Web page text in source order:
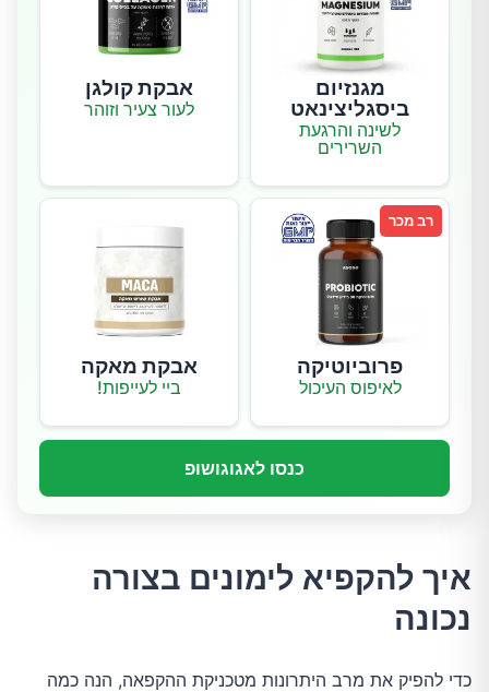
מגנזיום
ביסגליצינאט
לשינה והרגעת
השרירים
אבקת קולגן
לעור צעיר וזוהר
רב מכר
פרוביוטיקה
לאיפוס העיכול
אבקת מאקה
ביי לעייפות!
כנסו לאגוגושופ
איך להקפיא לימונים בצורה
נכונה
כדי להפיק את מרב היתרונות מטכניקת ההקפאה, הנה כמה